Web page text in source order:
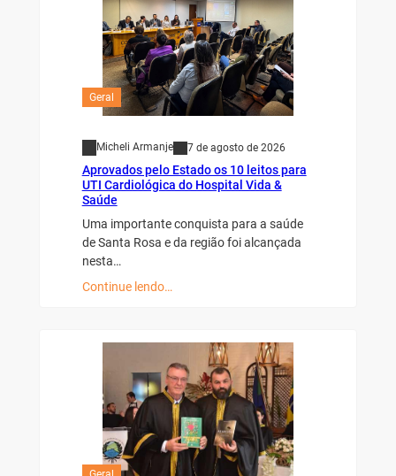
Geral
Micheli Armanje 7 de agosto de 2026
Aprovados pelo Estado os 10 leitos para
UTI Cardiológica do Hospital Vida &
Saúde
Uma importante conquista para a saúde
de Santa Rosa e da região foi alcançada
nesta…
Continue lendo…